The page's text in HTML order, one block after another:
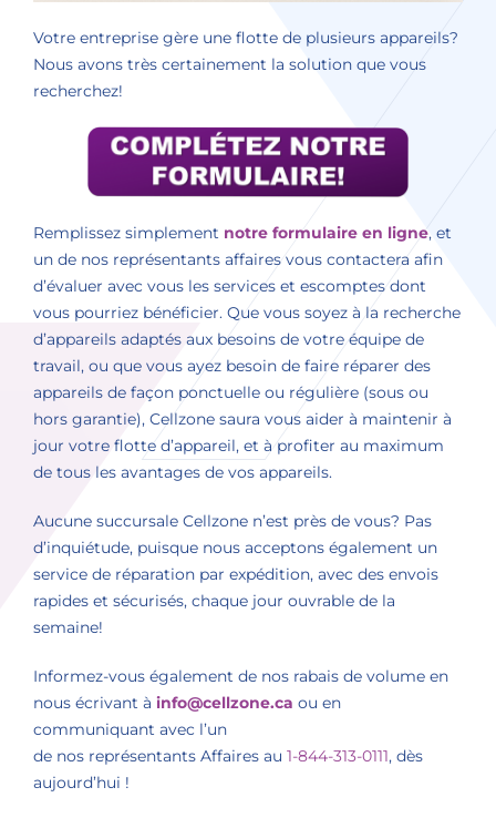
Votre entreprise gère une flotte de plusieurs appareils?
Nous avons très certainement la solution que vous
recherchez!
Remplissez simplement notre formulaire en ligne, et
un de nos représentants affaires vous contactera afin
d’évaluer avec vous les services et escomptes dont
vous pourriez bénéficier. Que vous soyez à la recherche
d’appareils adaptés aux besoins de votre équipe de
travail, ou que vous ayez besoin de faire réparer des
appareils de façon ponctuelle ou régulière (sous ou
hors garantie), Cellzone saura vous aider à maintenir à
jour votre flotte d’appareil, et à profiter au maximum
de tous les avantages de vos appareils.
Aucune succursale Cellzone n’est près de vous? Pas
d’inquiétude, puisque nous acceptons également un
service de réparation par expédition, avec des envois
rapides et sécurisés, chaque jour ouvrable de la
semaine!
Informez-vous également de nos rabais de volume en
nous écrivant à info@cellzone.ca ou en
communiquant avec l’un
de nos représentants Affaires au 1-844-313-0111, dès
aujourd’hui !